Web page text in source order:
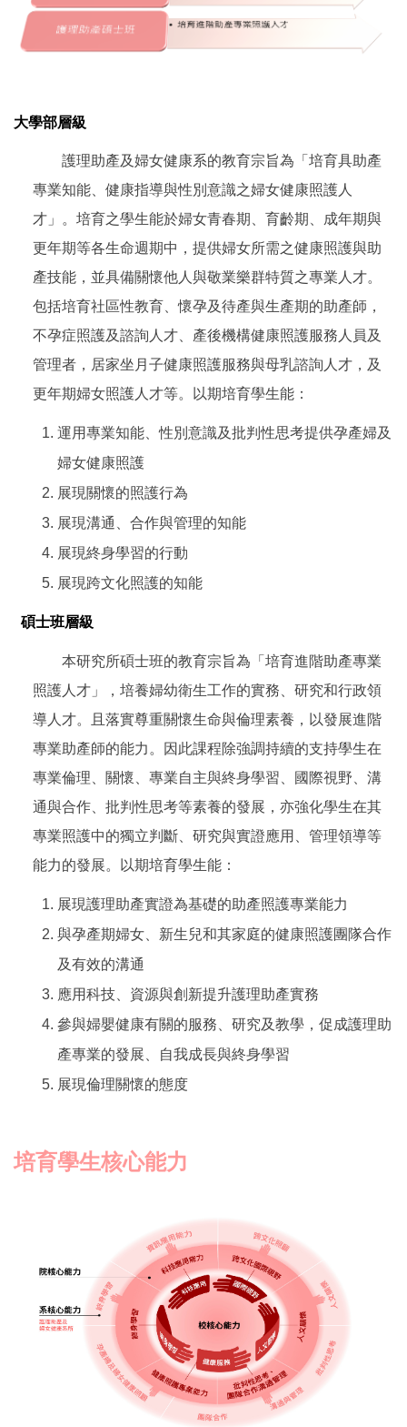
大學部層級
護理助產及婦女健康系的教育宗旨為「培育具助產
專業知能、健康指導與性別意識之婦女健康照護人
才」 。培育之學生能於婦女青春期、育齡期、成年期與
更年期等各生命週期中，提供婦女所需之健康照護與助
產技能，並具備關懷他人與敬業樂群特質之專業人才。
包括培育社區性教育、懷孕及待產與生產期的助產師，
不孕症照護及諮詢人才、產後機構健康照護服務人員及
管理者，居家坐月子健康照護服務與母乳諮詢人才，及
更年期婦女照護人才等。以期培育學生能：
運用專業知能、性別意識及批判性思考提供孕產婦及
婦女健康照護
展現關懷的照護行為
展現溝通、合作與管理的知能
展現終身學習的行動
展現跨文化照護的知能
碩士班層級
本研究所碩士班的教育宗旨為「培育進階助產專業
照護人才」，培養婦幼衛生工作的實務、研究和行政領
導人才。且落實尊重關懷生命與倫理素養，以發展進階
專業助產師的能力。因此課程除強調持續的支持學生在
專業倫理、關懷、專業自主與終身學習、國際視野、溝
通與合作、批判性思考等素養的發展，亦強化學生在其
專業照護中的獨立判斷、研究與實證應用、管理領導等
能力的發展。以期培育學生能 ：
展現護理助產實證為基礎的助產照護專業能力
與孕產期婦女、新生兒和其家庭的健康照護團隊合作
及有效的溝通
應用科技、資源與創新提升護理助產實務
參與婦嬰健康有關的服務、研究及教學，促成護理助
產專業的發展、自我成長與終身學習
展現倫理關懷的態度
培育學生核心能力